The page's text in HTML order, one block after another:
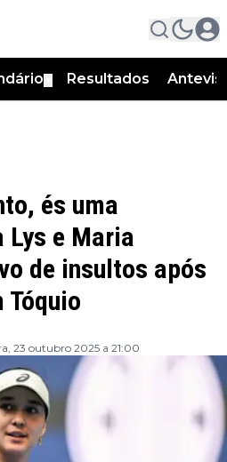
Resultados
és uma
Lys e Maria
de insultos após
Tóquio
23 outubro 2025 a 21:00